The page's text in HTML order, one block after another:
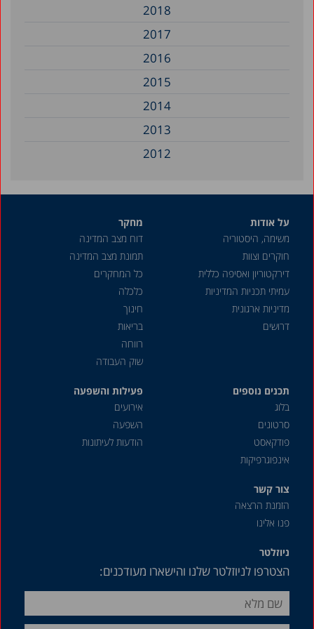
2018
2017
2016
2015
2014
2013
2012
על אודות
משימה, היסטוריה
חוקרים וצוות
דירקטוריון ואסיפה כללית
עמיתי תכניות המדיניות
מדיניות ארגונית
דרושים
מחקר
דוח מצב המדינה
תמונת מצב המדינה
כל המחקרים
כלכלה
חינוך
בריאות
רווחה
שוק העבודה
תכנים נוספים
בלוג
סרטונים
פודקאסט
אינפוגרפיקות
פעילות והשפעה
אירועים
השפעה
הודעות לעיתונות
צור קשר
הזמנת הרצאה
פנו אלינו
ניוזלטר
הצטרפו לניוזלטר שלנו והישארו מעודכנים: